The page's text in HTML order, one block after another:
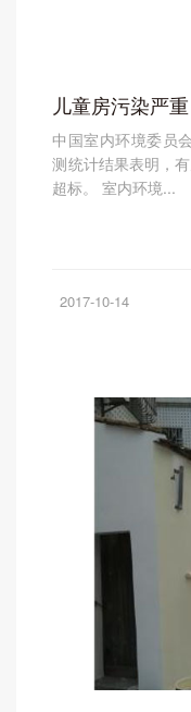
儿童房污染严
中国室内环境委员
测统计结果表明，
超标。 室内环境...
2017-10-14